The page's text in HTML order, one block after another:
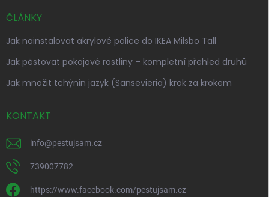
ČLÁNKY
Jak nainstalovat akrylové police do IKEA Milsbo Tall
Jak pěstovat pokojové rostliny – kompletní přehled druhů
Jak množit tchýnin jazyk (Sansevieria) krok za krokem
KONTAKT
info@pestujsam.cz
739007782
https://www.facebook.com/pestujsam.cz